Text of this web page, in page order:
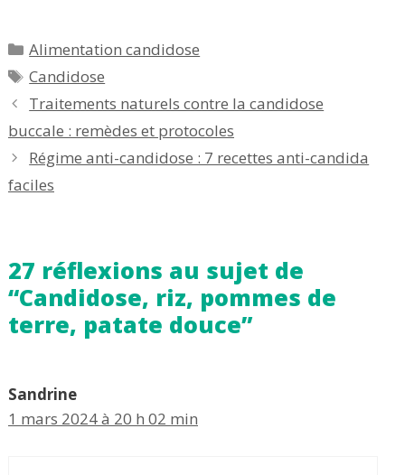
Catégories
Alimentation candidose
Étiquettes
Candidose
Traitements naturels contre la candidose
buccale : remèdes et protocoles
Régime anti-candidose : 7 recettes anti-candida
faciles
27 réflexions au sujet de
“Candidose, riz, pommes de
terre, patate douce”
Sandrine
1 mars 2024 à 20 h 02 min